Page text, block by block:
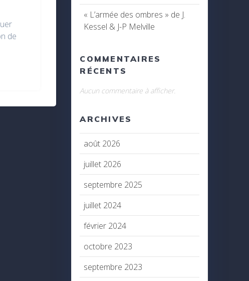
de
« L’armée des ombres » de J.
Kessel & J-P Melville
COMMENTAIRES
RÉCENTS
Aucun commentaire à afficher.
ARCHIVES
août 2026
juillet 2026
septembre 2025
juillet 2024
février 2024
octobre 2023
septembre 2023